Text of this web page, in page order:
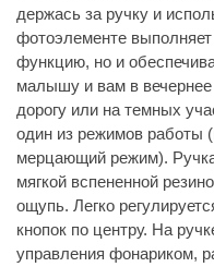
держась за ручку и
фотоэлементе
функцию, но и
малышу и вам в вечернее
дорогу или на темных
один из режимов работы
мерцающий режим).
мягкой вспененной
ощупь. Легко
кнопок по центру. На
управления фонариком,